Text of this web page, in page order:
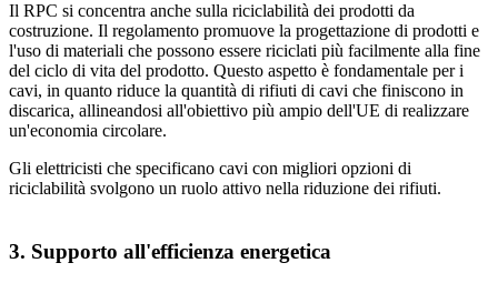
Il RPC si concentra anche sulla riciclabilità dei prodotti da
costruzione. Il regolamento promuove la progettazione di prodotti e
l'uso di materiali che possono essere riciclati più facilmente alla fine
del ciclo di vita del prodotto. Questo aspetto è fondamentale per i
cavi, in quanto riduce la quantità di rifiuti di cavi che finiscono in
discarica, allineandosi all'obiettivo più ampio dell'UE di realizzare
un'economia circolare.
Gli elettricisti che specificano cavi con migliori opzioni di
riciclabilità svolgono un ruolo attivo nella riduzione dei rifiuti.
3. Supporto all'efficienza energetica